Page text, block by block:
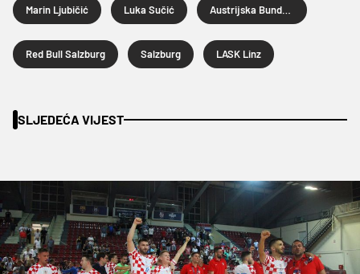
Marin Ljubičić Luka Sučić
Red Bull Salzburg Salzburg LASK Linz
SLJEDEĆA VIJEST